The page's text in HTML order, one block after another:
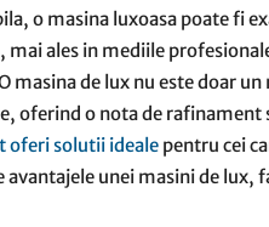
o masina luxoasa poate fi
mai ales in mediile
masina de lux nu este doar
oferind o nota de rafinament
oferi solutii ideale pentru cei
avantajele unei masini de lux,